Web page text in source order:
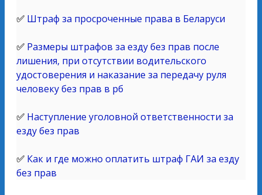
✅ Штраф за просроченные права в Беларуси
✅ Размеры штрафов за езду без прав после
лишения, при отсутствии водительского
удостоверения и наказание за передачу руля
человеку без прав в рб
✅ Наступление уголовной ответственности за
езду без прав
✅ Как и где можно оплатить штраф ГАИ за езду
без прав